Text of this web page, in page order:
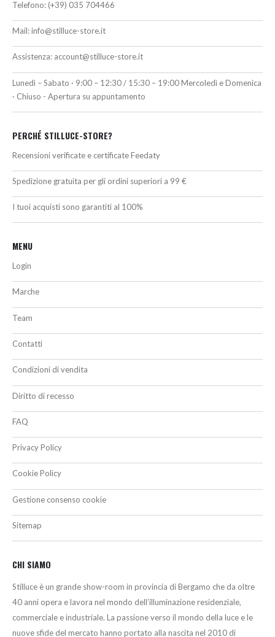
Telefono: (+39) 035 704466
Mail:info@stilluce-store.it
Assistenza: account@stilluce-store.it
Lunedì – Sabato · 9:00 – 12:30 / 15:30 – 19:00 Mercoledì e Domenica
· Chiuso - Apertura su appuntamento
PERCHÉ STILLUCE-STORE?
Recensioni verificate e certificate Feedaty
Spedizione gratuita per gli ordini superiori a 99 €
I tuoi acquisti sono garantiti al 100%
MENU
Login
Marche
Team
Contatti
Condizioni di vendita
Diritto di recesso
FAQ
Privacy Policy
Cookie Policy
Gestione consenso cookie
Sitemap
CHI SIAMO
Stilluce è un grande show-room in provincia di Bergamo che da oltre
40 anni opera e lavora nel mondo dell’illuminazione residenziale,
commerciale e industriale. La passione verso il mondo della luce e le
nuove sfide del mercato hanno portato alla nascita nel 2010 di